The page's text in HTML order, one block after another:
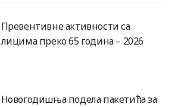
Превентивне активности са
лицима преко 65 година – 2026
Новогодишња подела пакетића за